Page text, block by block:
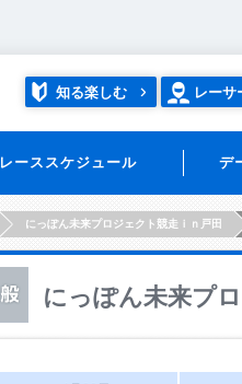
知る楽しむ レーサ
レーススケジュール デ
にっぽん未来プロジェクト競走ｉｎ戸田
にっぽん未来プ